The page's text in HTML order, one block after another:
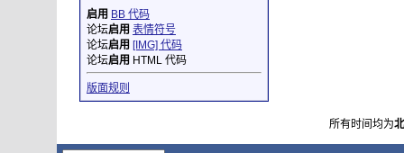
启用 BB 代码
论坛启用 表情符号
论坛启用 [IMG] 代码
论坛启用 HTML 代码
版面规则
所有时间均为